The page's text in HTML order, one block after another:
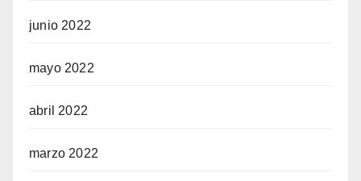
junio 2022
mayo 2022
abril 2022
marzo 2022